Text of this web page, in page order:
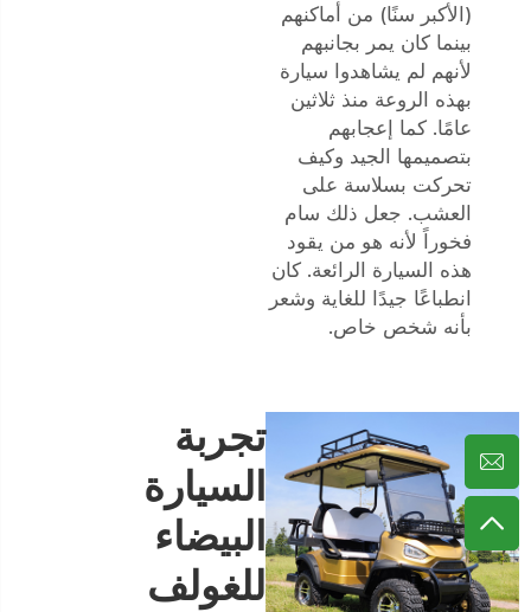
(الأكبر سنًا) من أماكنهم
بينما كان يمر بجانبهم
لأنهم لم يشاهدوا سيارة
بهذه الروعة منذ ثلاثين
عامًا. كما إعجابهم
بتصميمها الجيد وكيف
تحركت بسلاسة على
العشب. جعل ذلك سام
فخوراً لأنه هو من يقود
هذه السيارة الرائعة. كان
انطباعًا جيدًا للغاية وشعر
بأنه شخص خاص.
تجربة
السيارة
البيضاء
للغولف